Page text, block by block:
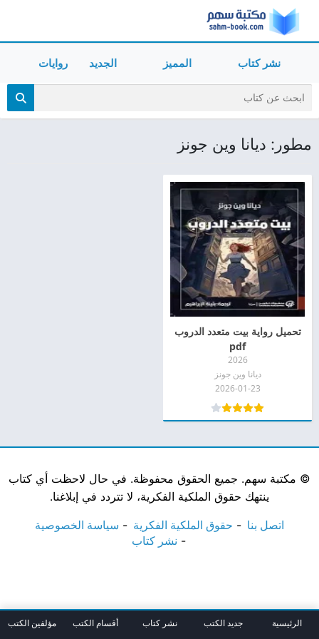
نشر كتاب المميز الجديد روايات
مطور: ديانا وين جونز
تحميل رواية بيت متعدد الدروب
pdf
2026
ديانا وين جونز
2026-01-23
© مكتبة سهم. جميع الحقوق محفوظة. في حال لاحظت أي كتاب
ينتهك حقوق الملكية الفكرية، لا تتردد في إبلاغنا.
اتصل بنا حقوق الملكية الفكرية
سياسة الخصوصية
نشر كتاب
الرئيسية جديد الكتب نشر كتاب أقسام الكتب مؤلفين الكتب